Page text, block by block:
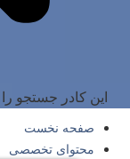
این کادر جستجو را
صفحه‌ نخست
محتوای‌ تخصصی